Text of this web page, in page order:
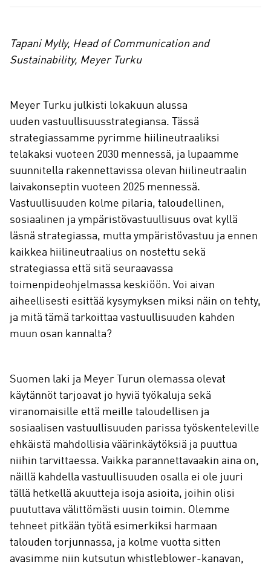
a
Tapani Mylly, Head of Communication and
Sustainability, Meyer Turku
Meyer Turku julkisti lokakuun alussa
uuden vastuullisuusstrategiansa. Tässä
strategiassamme pyrimme hiilineutraaliksi
telakaksi vuoteen 2030 mennessä, ja lupaamme
suunnitella rakennettavissa olevan hiilineutraalin
laivakonseptin vuoteen 2025 mennessä.
Vastuullisuuden kolme pilaria, taloudellinen,
sosiaalinen ja ympäristövastuullisuus ovat kyllä
läsnä strategiassa, mutta ympäristövastuu ja ennen
kaikkea hiilineutraalius on nostettu sekä
strategiassa että sitä seuraavassa
toimenpideohjelmassa keskiöön. Voi aivan
aiheellisesti esittää kysymyksen miksi näin on tehty,
ja mitä tämä tarkoittaa vastuullisuuden kahden
muun osan kannalta?
Suomen laki ja Meyer Turun olemassa olevat
käytännöt tarjoavat jo hyviä työkaluja sekä
viranomaisille että meille taloudellisen ja
sosiaalisen vastuullisuuden parissa työskenteleville
ehkäistä mahdollisia väärinkäytöksiä ja puuttua
niihin tarvittaessa. Vaikka parannettavaakin aina on,
näillä kahdella vastuullisuuden osalla ei ole juuri
tällä hetkellä akuutteja isoja asioita, joihin olisi
puututtava välittömästi uusin toimin. Olemme
tehneet pitkään työtä esimerkiksi harmaan
talouden torjunnassa, ja kolme vuotta sitten
avasimme niin kutsutun whistleblower-kanavan,